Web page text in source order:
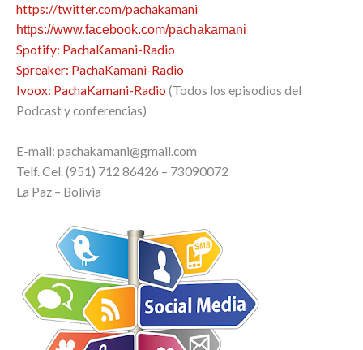
https://twitter.com/pachakamani
https://www.facebook.com/pachakamani
Spotify: PachaKamani-Radio
Spreaker: PachaKamani-Radio
Ivoox: PachaKamani-Radio (Todos los episodios del
Podcast y conferencias)
E-mail: pachakamani@gmail.com
Telf. Cel. (951) 712 86426 – 73090072
La Paz – Bolivia